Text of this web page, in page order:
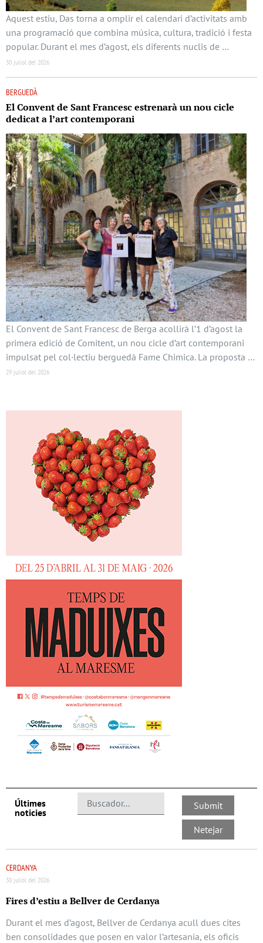
Aquest estiu, Das torna a omplir el calendari d’activitats amb
una programació que combina música, cultura, tradició i festa
popular. Durant el mes d’agost, els diferents nuclis de …
30 juliol del 2026
BERGUEDÀ
El Convent de Sant Francesc estrenarà un nou cicle
dedicat a l’art contemporani
El Convent de Sant Francesc de Berga acollirà l’1 d’agost la
primera edició de Comitent, un nou cicle d’art contemporani
impulsat pel col·lectiu berguedà Fame Chimica. La proposta …
29 juliol del 2026
Últimes
noticies
CERDANYA
30 juliol del 2026
Fires d’estiu a Bellver de Cerdanya
Durant el mes d’agost, Bellver de Cerdanya acull dues cites
ben consolidades que posen en valor l’artesania, els oficis